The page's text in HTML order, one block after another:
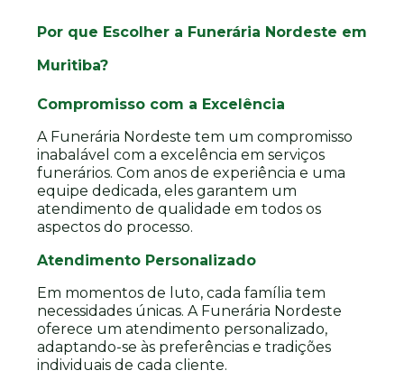
Por que Escolher a Funerária Nordeste em
Muritiba?
Compromisso com a Excelência
A Funerária Nordeste tem um compromisso
inabalável com a excelência em serviços
funerários. Com anos de experiência e uma
equipe dedicada, eles garantem um
atendimento de qualidade em todos os
aspectos do processo.
Atendimento Personalizado
Em momentos de luto, cada família tem
necessidades únicas. A Funerária Nordeste
oferece um atendimento personalizado,
adaptando-se às preferências e tradições
individuais de cada cliente.